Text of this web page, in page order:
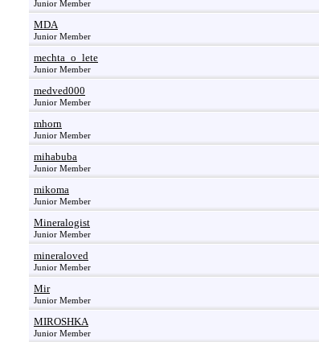
Junior Member
MDA
Junior Member
mechta_o_lete
Junior Member
medved000
Junior Member
mhorn
Junior Member
mihabuba
Junior Member
mikoma
Junior Member
Mineralogist
Junior Member
mineraloved
Junior Member
Mir
Junior Member
MIROSHKA
Junior Member